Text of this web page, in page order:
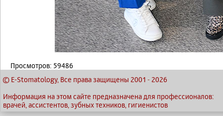
Просмотров: 59486
© E-Stomatology, Все права защищены 2001 - 2026
Информация на этом сайте предназначена для профессионалов:
врачей, ассистентов, зубных техников, гигиенистов